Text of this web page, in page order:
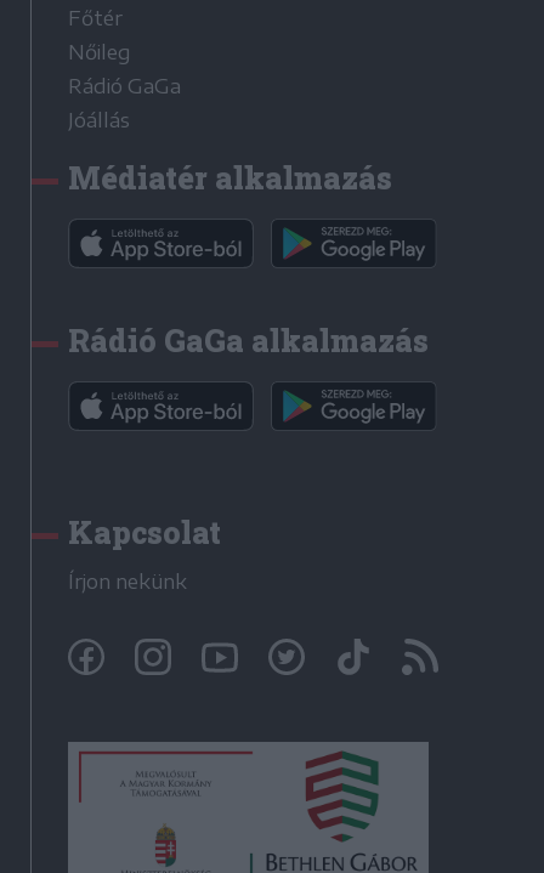
Főtér
Nőileg
Rádió GaGa
Jóállás
Médiatér alkalmazás
Rádió GaGa alkalmazás
Kapcsolat
Írjon nekünk